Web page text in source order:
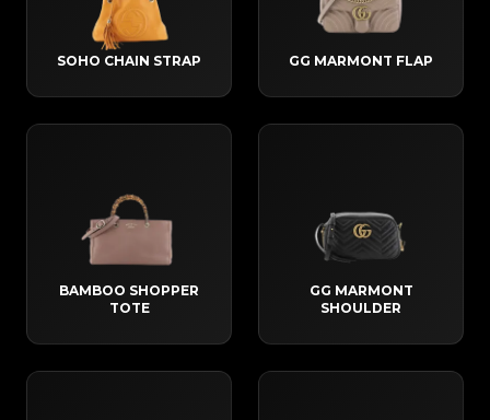
SOHO CHAIN STRAP GG MARMONT FLAP
BAMBOO SHOPPER
TOTE
GG MARMONT
SHOULDER